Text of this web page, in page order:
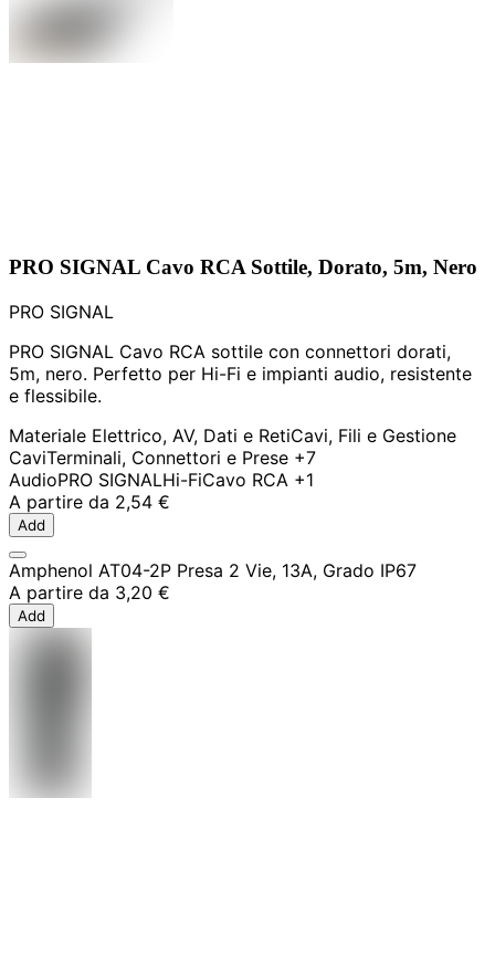
PRO SIGNAL Cavo RCA Sottile, Dorato, 5m, Nero
PRO SIGNAL
PRO SIGNAL Cavo RCA sottile con connettori dorati,
5m, nero. Perfetto per Hi-Fi e impianti audio, resistente
e flessibile.
Materiale Elettrico, AV, Dati e RetiCavi, Fili e Gestione
CaviTerminali, Connettori e Prese +7
AudioPRO SIGNALHi-FiCavo RCA +1
A partire da 2,54 €
Add
Amphenol AT04-2P Presa 2 Vie, 13A, Grado IP67
A partire da 3,20 €
Add